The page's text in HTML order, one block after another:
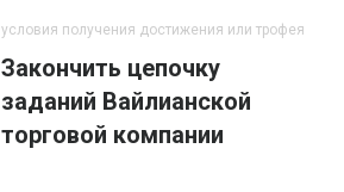
условия получения достижения или трофея
Закончить цепочку
заданий Вайлианской
торговой компании